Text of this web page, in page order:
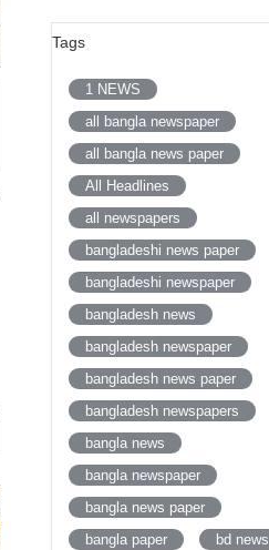
Tags
1 NEWS
all bangla newspaper
all bangla news paper
All Headlines
all newspapers
bangladeshi news paper
bangladeshi newspaper
bangladesh news
bangladesh newspaper
bangladesh news paper
bangladesh newspapers
bangla news
bangla newspaper
bangla news paper
bangla paper
bd news